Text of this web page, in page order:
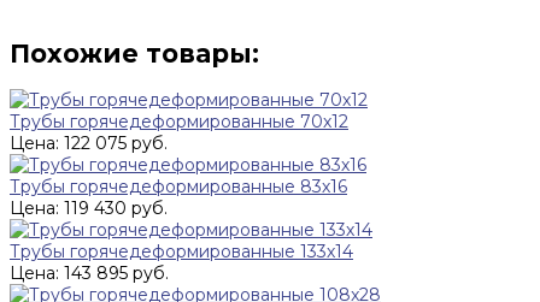
Похожие товары:
Трубы горячедеформированные 70х12
Цена: 122 075 руб.
Трубы горячедеформированные 83х16
Цена: 119 430 руб.
Трубы горячедеформированные 133х14
Цена: 143 895 руб.